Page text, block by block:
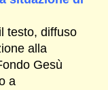
testo, diffuso
alla
Gesù
a